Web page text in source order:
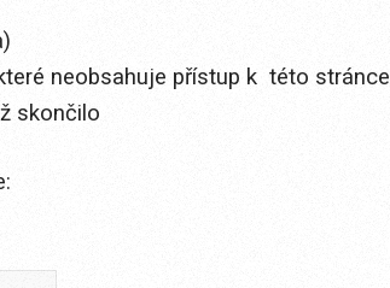
neobsahuje přístup k této stránce
skončilo